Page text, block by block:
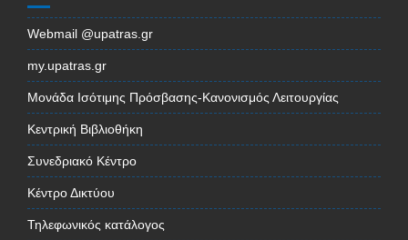
Webmail @upatras.gr
my.upatras.gr
Μονάδα Ισότιμης Πρόσβασης-Κανονισμός Λειτουργίας
Κεντρική Βιβλιοθήκη
Συνεδριακό Κέντρο
Κέντρο Δικτύου
Τηλεφωνικός κατάλογος